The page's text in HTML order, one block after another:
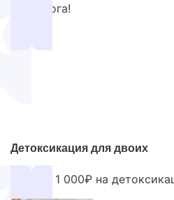
нарколога!
Детоксикация для двоих
Скидка 1 000₽ на